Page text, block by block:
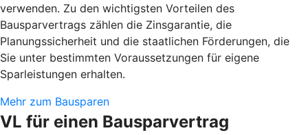
verwenden. Zu den wichtigsten Vorteilen des
Bausparvertrags zählen die Zinsgarantie, die
Planungssicherheit und die staatlichen Förderungen, die
Sie unter bestimmten Voraussetzungen für eigene
Sparleistungen erhalten.
Mehr zum Bausparen
VL für einen Bausparvertrag